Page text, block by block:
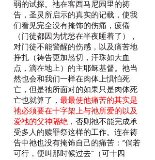
弱的试探。祂在客西马尼园里的祷
告，圣灵所启示的真实的记载，使我
们看见完全没有掩饰的伤痛，疲倦
（门徒都因为忧愁在半夜睡着了），
对门徒不能警醒的伤感，以及痛苦地
挣扎（祷告更加恳切，汗珠如大血
点，滴在地上）的主耶稣基督。祂当
然也会和我们一样在肉体上惧怕死
亡，但是祂所面对的如果只是肉体死
亡也就算了， 最最使他痛苦的其实是
祂必须要在十字架上与祂所爱的以及
爱祂的父神隔绝 ，否则祂不能完成承
受多人的赎罪祭这样的工作。连在祷
告中祂也没有掩饰自己的痛苦：“倘若
可行，便叫那时候过去”（可十四